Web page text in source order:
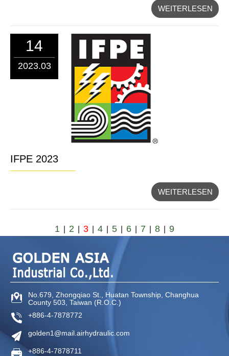
WEITERLESEN
14
2023.03
IFPE 2023
WEITERLESEN
1 2 3 4 5 6 7 8 9
No.679, Zhongqiao St., Huatan Township, Changhua
County 503, Taiwan (R.O.C.)
+886-4-7878772
golden1@mail.airhydraulic.com
+886-4-7878711